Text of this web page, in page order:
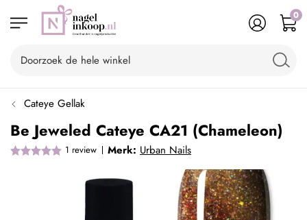
0
Cateye Gellak
Be Jeweled Cateye CA21 (Chameleon)
1 review Merk: Urban Nails